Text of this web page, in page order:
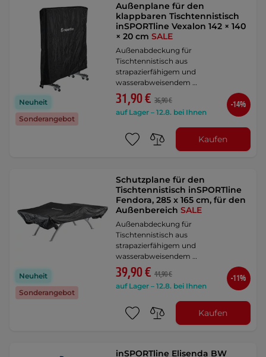
Neuheit
Sonderangebot
Außenplane für den
klappbaren Tischtennistisch
inSPORTline Vexalon 142 × 140
× 20 cmSALE
Außenabdeckung für
Tischtennistisch aus
strapazierfähigem und
wasserabweisendem …
31,90 € 36,90 €
auf Lager – 12.8. bei Ihnen
-14%
Kaufen
Neuheit
Sonderangebot
Schutzplane für den
Tischtennistisch inSPORTline
Fendora, 285 x 165 cm, für den
AußenbereichSALE
Außenabdeckung für
Tischtennistisch aus
strapazierfähigem und
wasserabweisendem …
39,90 € 44,90 €
auf Lager – 12.8. bei Ihnen
-11%
Kaufen
inSPORTline Elisenda BW